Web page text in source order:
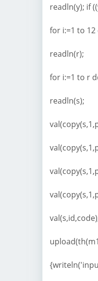
readln(y); if
for i:=1 to
readln(r);
for i:=1 to r
readln(s);